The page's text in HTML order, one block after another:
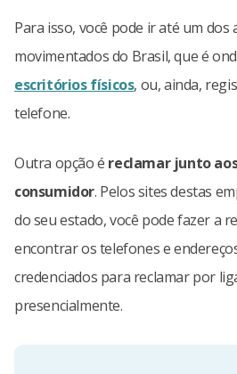
Para isso, você pode ir até um
movimentados do Brasil, que é
escritórios físicos, ou, ainda,
telefone.
Outra opção é reclamar junto
consumidor. Pelos sites destas
do seu estado, você pode fazer a
encontrar os telefones e
credenciados para reclamar por
presencialmente.